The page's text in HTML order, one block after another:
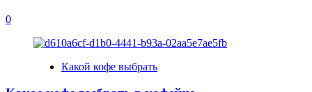
0
Какой кофе выбрать